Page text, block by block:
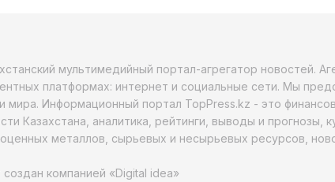
мультимедийный портал-агрегатор новостей.
платформах: интернет и социальные сети. Мы
мира. Информационный портал TopPress.kz - это
Казахстана, аналитика, рейтинги, выводы и прогнозы,
металлов, сырьевых и несырьевых ресурсов,
создан компанией «Digital idea»